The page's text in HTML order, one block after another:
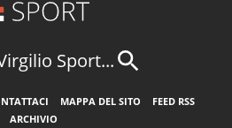
Sport...
MAPPA DEL SITO
FEED RSS
ARCHIVIO